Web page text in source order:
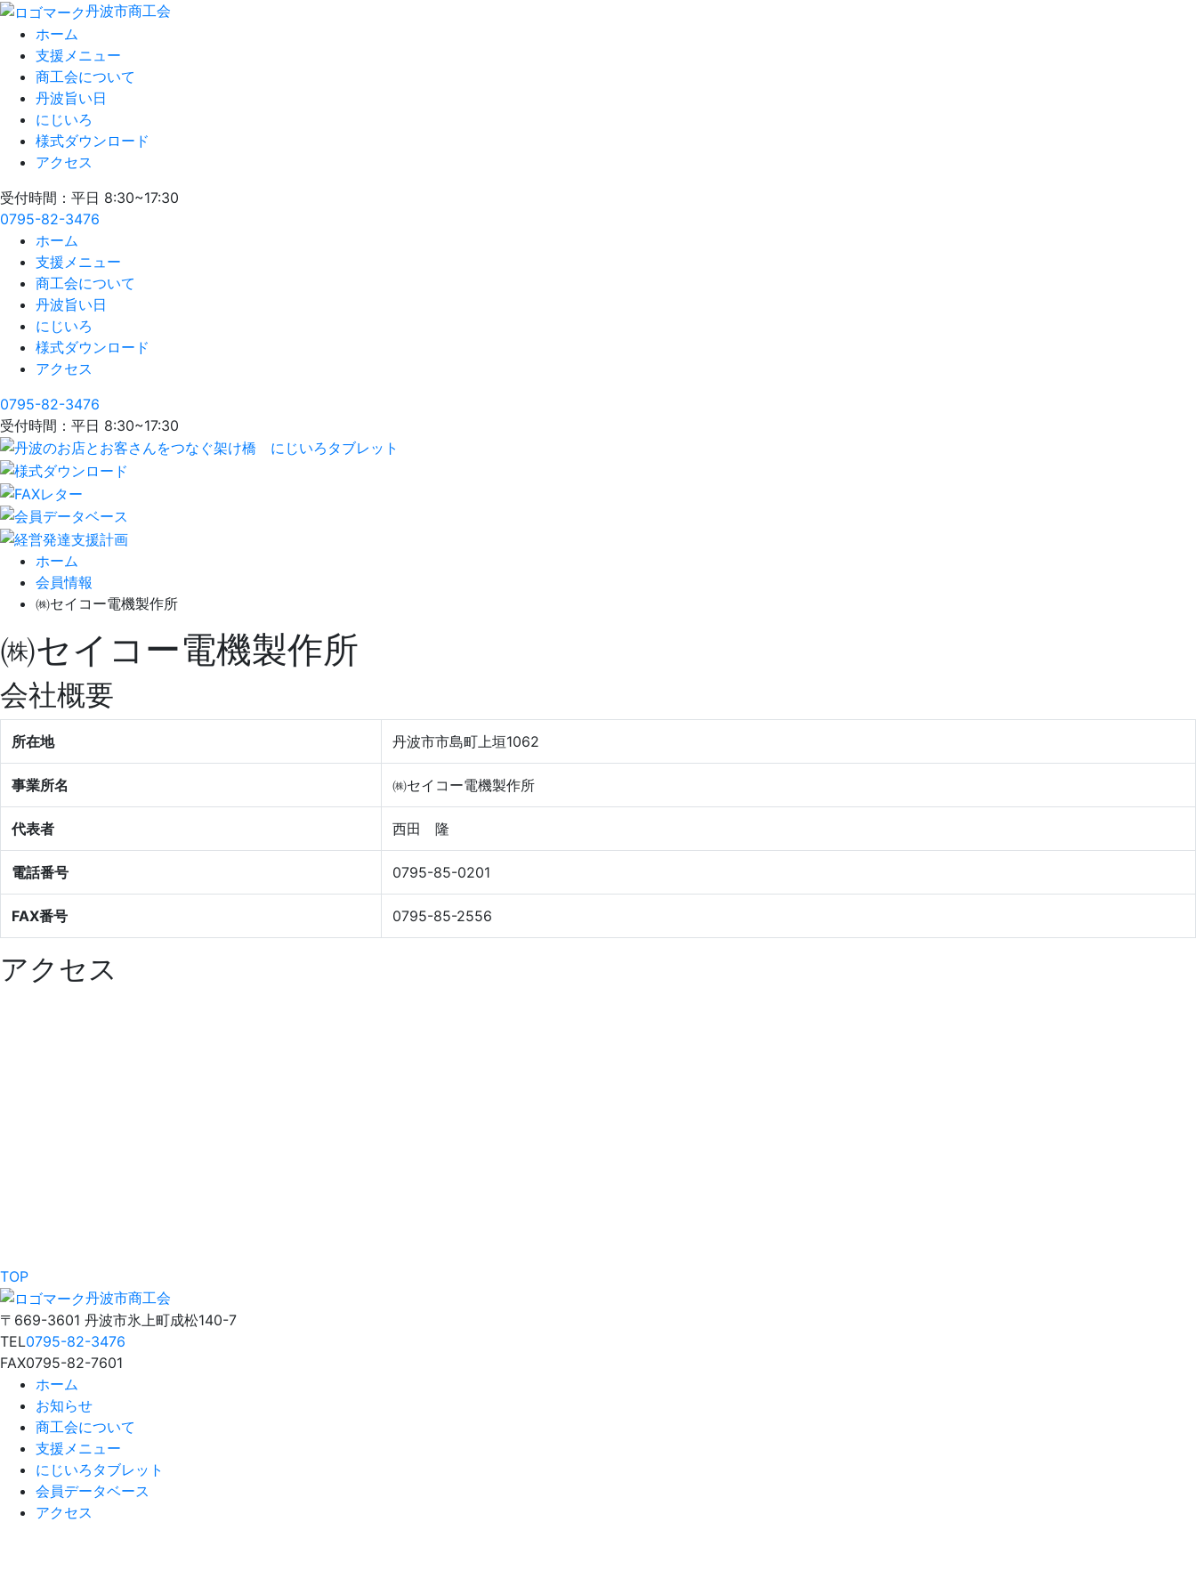
丹波市商工会
ホーム
支援メニュー
商工会について
丹波旨い日
にじいろ
様式ダウンロード
アクセス
受付時間：平日 8:30~17:30
0795-82-3476
ホーム
支援メニュー
商工会について
丹波旨い日
にじいろ
様式ダウンロード
アクセス
0795-82-3476
受付時間：平日 8:30~17:30
ホーム
会員情報
㈱セイコー電機製作所
㈱セイコー電機製作所
会社概要
所在地 丹波市市島町上垣1062
事業所名 ㈱セイコー電機製作所
代表者 西田 隆
電話番号 0795-85-0201
FAX番号 0795-85-2556
アクセス
TOP
丹波市商工会
〒669-3601 丹波市氷上町成松140-7
TEL0795-82-3476
FAX0795-82-7601
ホーム
お知らせ
商工会について
支援メニュー
にじいろタブレット
会員データベース
アクセス